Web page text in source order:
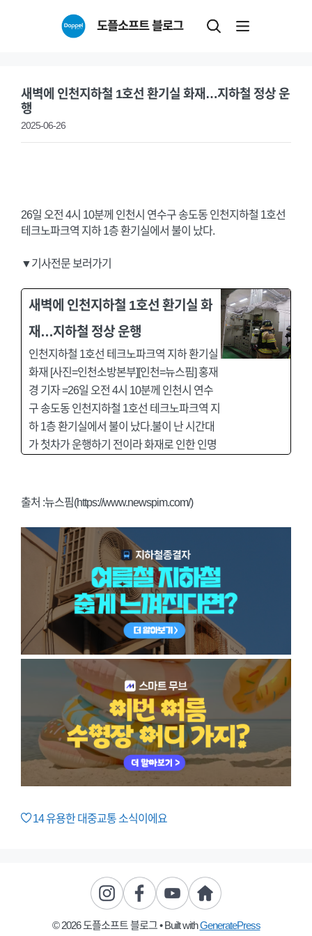
도플소프트 블로그
새벽에 인천지하철 1호선 환기실 화재…지하철 정상 운
행
2025-06-26
26일 오전 4시 10분께 인천시 연수구 송도동 인천지하철 1호선
테크노파크역 지하 1층 환기실에서 불이 났다.
▼기사전문 보러가기
새벽에 인천지하철 1호선 환기실 화
재…지하철 정상 운행
인천지하철 1호선 테크노파크역 지하 환기실
화재 [사진=인천소방본부][인천=뉴스핌] 홍재
경 기자 =26일 오전 4시 10분께 인천시 연수
구 송도동 인천지하철 1호선 테크노파크역 지
하 1층 환기실에서 불이 났다.불이 난 시간대
가 첫차가 운행하기 전이라 화재로 인한 인명
출처 :뉴스핌(https://www.newspim.com/)
14유용한 대중교통 소식이에요
© 2026 도플소프트 블로그• Built withGeneratePress